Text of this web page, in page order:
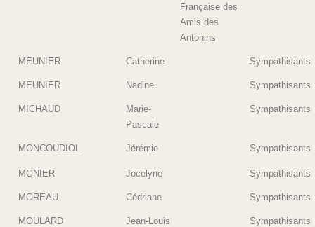
Française des
Amis des
Antonins
MEUNIER Catherine Sympathisants
MEUNIER Nadine Sympathisants
MICHAUD
Marie-
Pascale
Sympathisants
MONCOUDIOL Jérémie Sympathisants
MONIER Jocelyne Sympathisants
MOREAU Cédriane Sympathisants
MOULARD Jean-Louis Sympathisants